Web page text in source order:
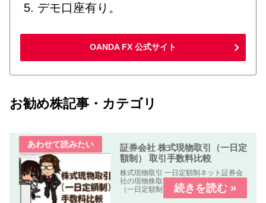
デモ口座有り。
OANDA FX 公式サイト
お勧め株記事・カテゴリ
証券会社 株式現物取引（一日定
額制） 取引手数料比較
株式現物取引 一日定額制ネット証券会
社の現物株取引の「株式手数料比較表
（一日定額制）」を作成しました。何
れの業者も「パソコン、スマートフォ